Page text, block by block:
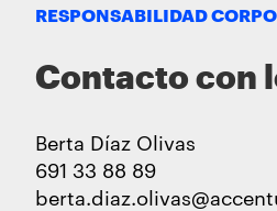
RESPONSABILIDAD
Contacto con
Berta Díaz Olivas
691 33 88 89